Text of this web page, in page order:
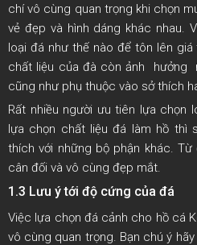
chí vô cùng quan trọng khi chọn
vẻ đẹp và hình dáng khác nhau.
loại đá như thế nào để tôn lên
chất liệu của đà còn ảnh hưởng
cũng như phụ thuộc vào sở thích
Rất nhiều người ưu tiên lựa chọn
lựa chọn chất liệu đá làm hồ thì
thích với những bộ phận khác.
cân đối và vô cùng đẹp mắt.
1.3 Lưu ý tới độ cứng của đá
Việc lựa chọn đá cảnh cho hồ cá
vô cùng quan trọng. Bạn chú ý